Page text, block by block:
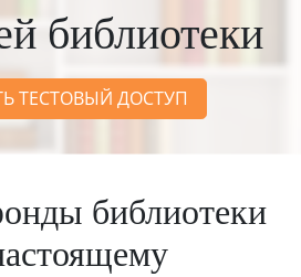
библиотеки
ТЕСТОВЫЙ ДОСТУП
библиотеки